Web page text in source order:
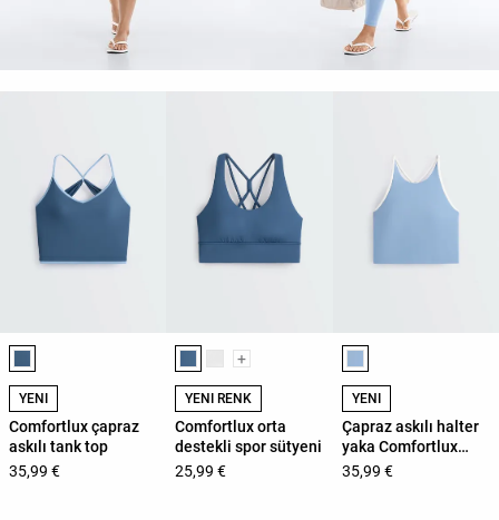
Ürün renk listesi
YENİ
Comfortlux çapraz
askılı tank top
35,99 €
Ürün renk listesi
+
YENİ RENK
Comfortlux orta
destekli spor sütyeni
25,99 €
Ürün renk listesi
YENİ
Çapraz askılı halter
yaka Comfortlux
tank top
35,99 €